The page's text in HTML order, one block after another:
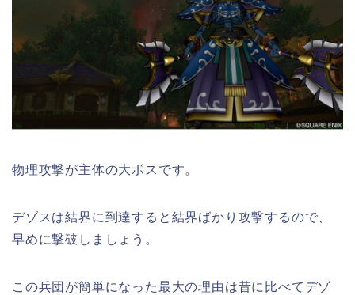
物理攻撃が主体の大ボスです。
デゾスは結界に到達すると結界ばかり攻撃するので、
早めに撃破しましょう。
この兵団が簡単になった最大の理由は昔に比べてデゾ